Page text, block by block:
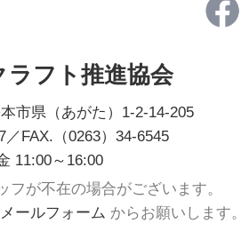
ラフト推進協会
市県（あがた）1-2-14-205
FAX.（0263）34-6545
11:00～16:00
フが不在の場合がございます。
メールフォーム からお願いします。